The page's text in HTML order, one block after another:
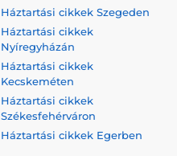
Háztartási cikkek Szegeden
Háztartási cikkek
Nyíregyházán
Háztartási cikkek
Kecskeméten
Háztartási cikkek
Székesfehérváron
Háztartási cikkek Egerben